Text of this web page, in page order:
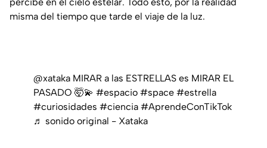
misma del tiempo que tarde el viaje de la luz.
@xataka MIRAR a las ESTRELLAS es MIRAR EL
PASADO 🤯💫 #espacio #space #estrella
#curiosidades #ciencia #AprendeConTikTok
♬ sonido original - Xataka